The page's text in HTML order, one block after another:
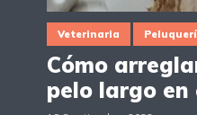
Veterinaria
Cómo
pelo largo en